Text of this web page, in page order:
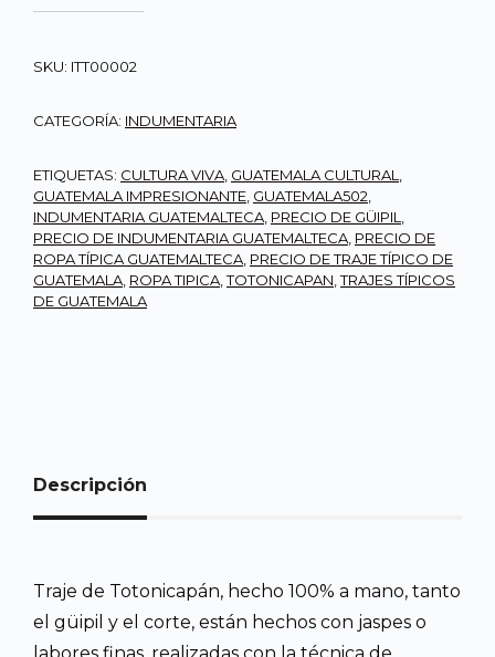
SKU: ITT00002
CATEGORÍA: INDUMENTARIA
ETIQUETAS: CULTURA VIVA GUATEMALA CULTURAL
GUATEMALA IMPRESIONANTE GUATEMALA502
INDUMENTARIA GUATEMALTECA PRECIO DE GÜIPIL
PRECIO DE INDUMENTARIA GUATEMALTECA PRECIO DE
ROPA TÍPICA GUATEMALTECA PRECIO DE TRAJE TÍPICO DE
GUATEMALA ROPA TIPICA ,TOTONICAPAN ,TRAJES TÍPICOS
DE GUATEMALA
Descripción
Traje de Totonicapán, hecho 100% a mano, tanto
el güipil y el corte, están hechos con jaspes o